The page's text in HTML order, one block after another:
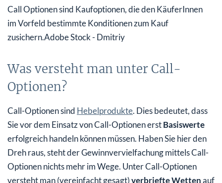
Call Optionen sind Kaufoptionen, die den KäuferInnen
im Vorfeld bestimmte Konditionen zum Kauf
zusichern.Adobe Stock - Dmitriy
Was versteht man unter Call-
Optionen?
Call-Optionen sind Hebelprodukte. Dies bedeutet, dass
Sie vor dem Einsatz von Call-Optionen erstBasiswerte
erfolgreich handeln können müssen. Haben Sie hier den
Dreh raus, steht der Gewinnvervielfachung mittels Call-
Optionen nichts mehr im Wege. Unter Call-Optionen
versteht man (vereinfacht gesagt)verbriefte Wettenauf